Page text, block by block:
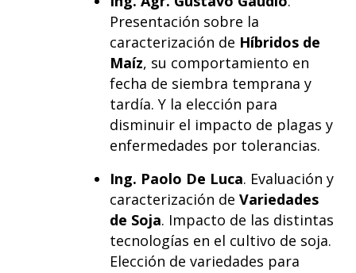
Presentación sobre la
caracterización de Híbridos de
Maíz, su comportamiento en
fecha de siembra temprana y
tardía. Y la elección para
disminuir el impacto de plagas y
enfermedades por tolerancias.
Ing. Paolo De Luca. Evaluación y
caracterización de Variedades
de Soja. Impacto de las distintas
tecnologías en el cultivo de soja.
Elección de variedades para